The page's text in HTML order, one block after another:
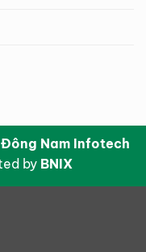
Đông Nam Infotech
by BNIX